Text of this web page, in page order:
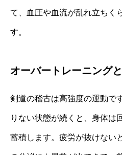
て、血圧や血流が乱れ立ちく
す。
オーバートレーニング
剣道の稽古は高強度の運動で
りない状態が続くと、身体は
蓄積します。疲労が抜けない